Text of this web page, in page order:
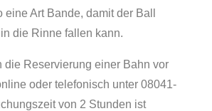
eine Art Bande, damit der Ball
die Rinne fallen kann.
die Reservierung einer Bahn vor
oder telefonisch unter 08041-
von 2 Stunden ist